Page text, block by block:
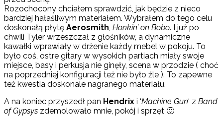
Rozochocony chciałem sprawdzić, jak będzie z nieco
bardziej hałaśliwym materiałem. Wybrałem do tego celu
doskonałą płytę Aerosmith, Honkin’ on Bobo. I już po
chwili Tyler wrzeszczał z głośników, a dynamiczne
kawałki wprawiały w drżenie każdy mebel w pokoju. To
było coś, ostre gitary w wysokich partiach miały swoje
miejsce, basy i perkusja nie ginęły, scena w przodzie ( choć
na poprzedniej konfiguracji też nie było źle ). To zapewne
też kwestia doskonale nagranego materiału.
A na koniec przyszedł pan Hendrix i ‘Machine Gun‘ z Band
of Gypsys zdemolowało mnie, pokój i sprzęt 🙂